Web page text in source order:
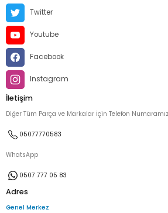
Twitter
Youtube
Facebook
Instagram
İletişim
Diğer Tüm Parça ve Markalar İçin Telefon
05077770583
WhatsApp
0507 777 05 83
Adres
Genel Merkez